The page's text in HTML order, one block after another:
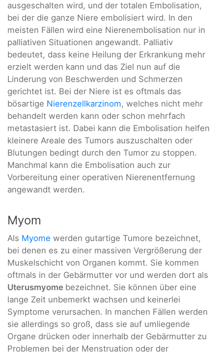
ausgeschalten wird, und der totalen Embolisation,
bei der die ganze Niere embolisiert wird. In den
meisten Fällen wird eine Nierenembolisation nur in
palliativen Situationen angewandt. Palliativ
bedeutet, dass keine Heilung der Erkrankung mehr
erzielt werden kann und das Ziel nun auf die
Linderung von Beschwerden und Schmerzen
gerichtet ist. Bei der Niere ist es oftmals das
bösartige Nierenzellkarzinom, welches nicht mehr
behandelt werden kann oder schon mehrfach
metastasiert ist. Dabei kann die Embolisation helfen
kleinere Areale des Tumors auszuschalten oder
Blutungen bedingt durch den Tumor zu stoppen.
Manchmal kann die Embolisation auch zur
Vorbereitung einer operativen Nierenentfernung
angewandt werden.
Myom
Als Myome werden gutartige Tumore bezeichnet,
bei denen es zu einer massiven Vergrößerung der
Muskelschicht von Organen kommt. Sie kommen
oftmals in der Gebärmutter vor und werden dort als
Uterusmyome bezeichnet. Sie können über eine
lange Zeit unbemerkt wachsen und keinerlei
Symptome verursachen. In manchen Fällen werden
sie allerdings so groß, dass sie auf umliegende
Organe drücken oder innerhalb der Gebärmutter zu
Problemen bei der Menstruation oder der